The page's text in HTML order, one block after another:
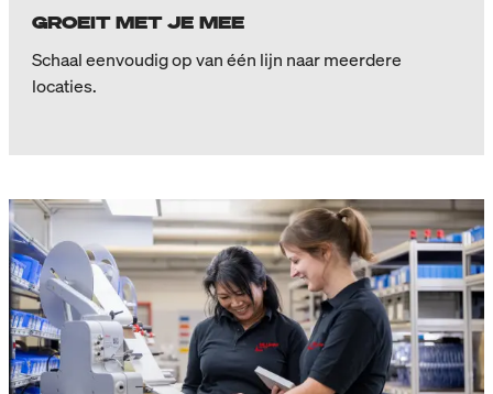
GROEIT MET JE MEE
Schaal eenvoudig op van één lijn naar meerdere
locaties.